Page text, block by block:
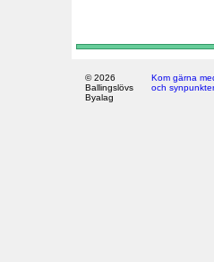
© 2026
Ballingslövs
Byalag
Kom gärna
och